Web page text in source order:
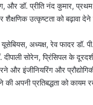
और डॉ. प्रीति नंद कुमार,
उत्कृष्टता को बढ़ावा देने
अध्यक्ष, रेव फादर डॉ.
दीपाली सोरेन, प्रिंसिपल के
और इंजीनियरिंग और
अपनी प्रतिबद्धता को कायम